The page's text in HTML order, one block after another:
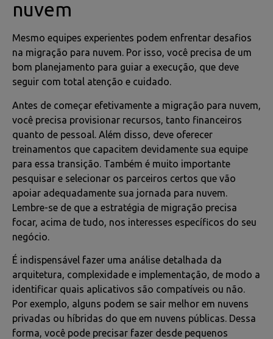
nuvem
Mesmo equipes experientes podem enfrentar desafios
na migração para nuvem. Por isso, você precisa de um
bom planejamento para guiar a execução, que deve
seguir com total atenção e cuidado.
Antes de começar efetivamente a migração para nuvem,
você precisa provisionar recursos, tanto financeiros
quanto de pessoal. Além disso, deve oferecer
treinamentos que capacitem devidamente sua equipe
para essa transição. Também é muito importante
pesquisar e selecionar os parceiros certos que vão
apoiar adequadamente sua jornada para nuvem.
Lembre-se de que a estratégia de migração precisa
focar, acima de tudo, nos interesses específicos do seu
negócio.
É indispensável fazer uma análise detalhada da
arquitetura, complexidade e implementação, de modo a
identificar quais aplicativos são compatíveis ou não.
Por exemplo, alguns podem se sair melhor em nuvens
privadas ou híbridas do que em nuvens públicas. Dessa
forma, você pode precisar fazer desde pequenos